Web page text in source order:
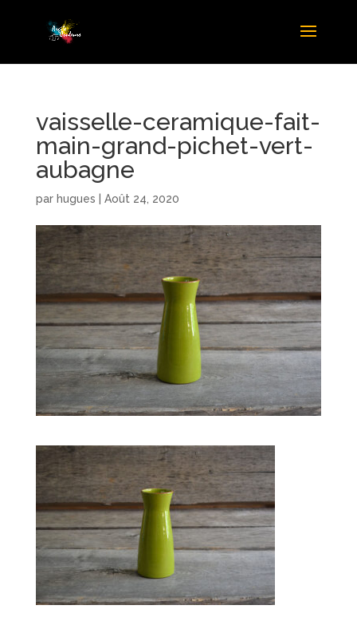
vaisselle-ceramique-fait-
main-grand-pichet-vert-
aubagne
par hugues Août 24, 2020